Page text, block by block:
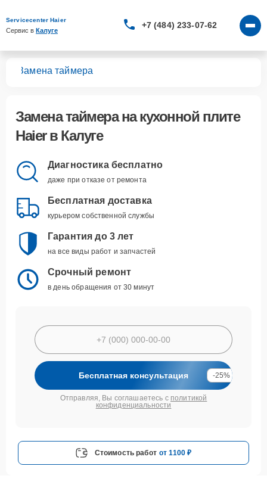
Servicecenter Haier
Сервис в Калуге
+7 (484) 233-07-62
Замена таймера
Замена таймерана кухонной плите
Haier в Калуге
Диагностика бесплатно
даже при отказе от ремонта
Бесплатная доставка
курьером собственной службы
Гарантия до 3 лет
на все виды работ и запчастей
Срочный ремонт
в день обращения от 30 минут
Бесплатная консультация -25%
Отправляя, Вы соглашаетесь с политикой
конфиденциальности
Стоимость работ от 1100 ₽